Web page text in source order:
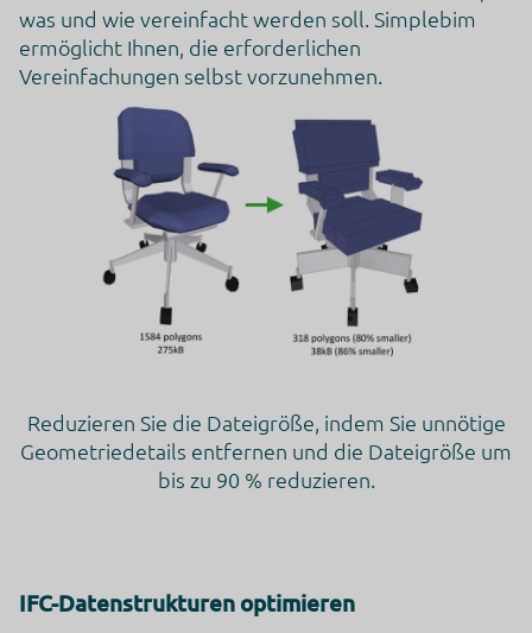
was und wie vereinfacht werden soll. Simplebim
ermöglicht Ihnen, die erforderlichen
Vereinfachungen selbst vorzunehmen.
Reduzieren Sie die Dateigröße, indem Sie unnötige
Geometriedetails entfernen und die Dateigröße um
bis zu 90 % reduzieren.
IFC-Datenstrukturen optimieren